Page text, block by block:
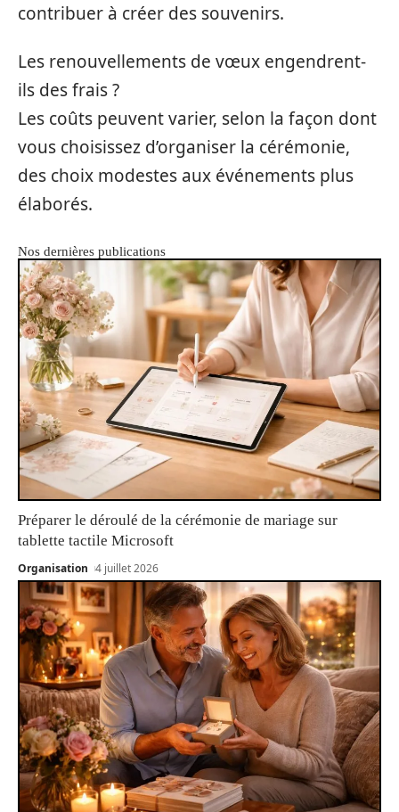
contribuer à créer des souvenirs.
Les renouvellements de vœux engendrent-
ils des frais ?
Les coûts peuvent varier, selon la façon dont
vous choisissez d’organiser la cérémonie,
des choix modestes aux événements plus
élaborés.
Nos dernières publications
Préparer le déroulé de la cérémonie de mariage sur
tablette tactile Microsoft
Organisation 4 juillet 2026